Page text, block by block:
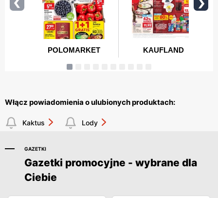
Włącz powiadomienia o ulubionych produktach:
Kaktus Lody
GAZETKI
Gazetki promocyjne - wybrane dla
Ciebie